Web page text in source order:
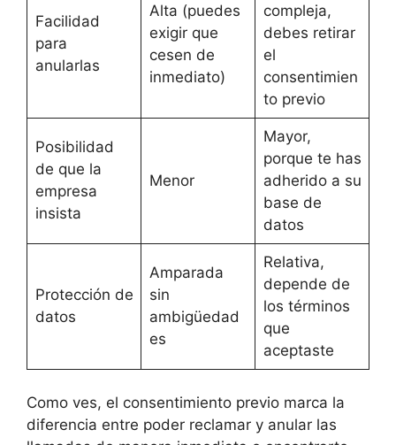
Facilidad
para
anularlas
Alta (puedes
exigir que
cesen de
inmediato)
compleja,
debes retirar
el
consentimien
to previo
Posibilidad
de que la
empresa
insista
Menor
Mayor,
porque te has
adherido a su
base de
datos
Protección de
datos
Amparada
sin
ambigüedad
es
Relativa,
depende de
los términos
que
aceptaste
Como ves, el consentimiento previo marca la
diferencia entre poder reclamar y anular las